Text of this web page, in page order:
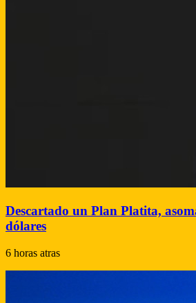
Descartado un Plan Platita,
dólares
6 horas atras